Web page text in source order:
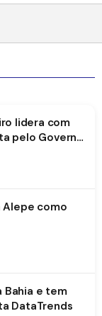
lidera com
pelo Governo
Alepe como
Bahia e tem
DataTrends